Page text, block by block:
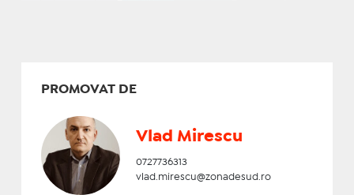
PROMOVAT DE
Vlad Mirescu
0727736313
vlad.mirescu@zonadesud.ro